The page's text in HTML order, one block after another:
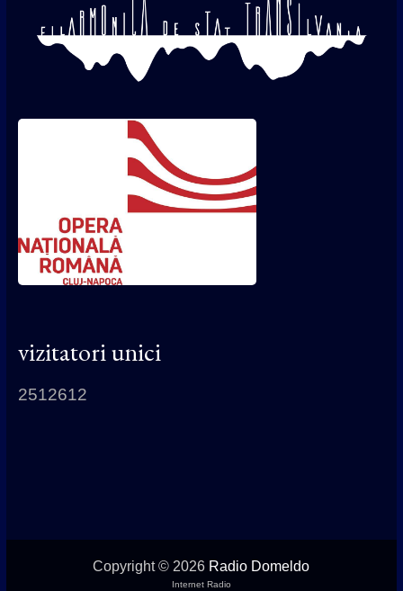
vizitatori unici
2512612
Copyright © 2026 Radio Domeldo
Internet Radio